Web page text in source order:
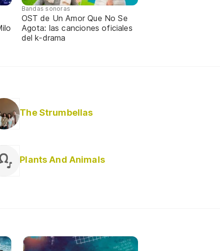
Bandas sonoras
OST de Un Amor Que No Se
Agota: las canciones oficiales
del k-drama
The Strumbellas
Plants And Animals